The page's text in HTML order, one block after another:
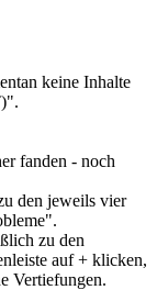
keine Inhalte
fanden - noch
den jeweils vier
zu den
auf + klicken,
Vertiefungen.